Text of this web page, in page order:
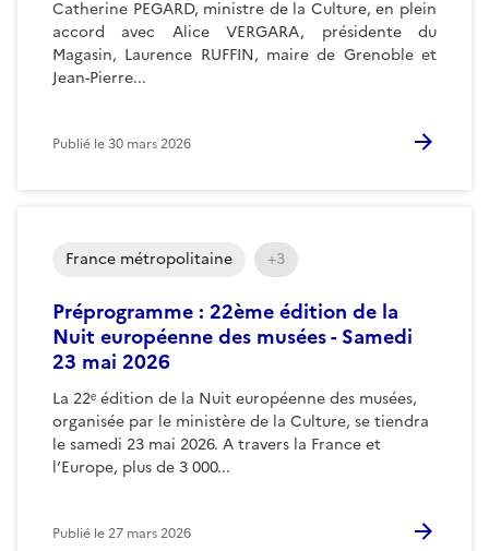
Catherine PEGARD, ministre de la Culture, en plein
accord avec Alice VERGARA, présidente du
Magasin, Laurence RUFFIN, maire de Grenoble et
Jean-Pierre...
Publié le30 mars 2026
Préprogramme : 22ème édition de la
Nuit européenne des musées - Samedi
23 mai 2026
La 22ᵉ édition de la Nuit européenne des musées,
organisée par le ministère de la Culture, se tiendra
le samedi 23 mai 2026. A travers la France et
l’Europe, plus de 3 000...
France métropolitaine +3
Publié le27 mars 2026